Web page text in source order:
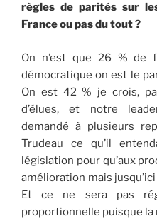
règles de parités sur
France ou pas du tout ?
On n’est que 26 % de
démocratique on est le
On est 42 % je crois,
d’élues, et notre
demandé à plusieurs
Trudeau ce qu’il
législation pour qu’aux
amélioration mais
Et ce ne sera pas
proportionnelle puisque